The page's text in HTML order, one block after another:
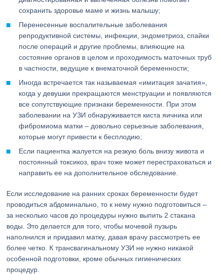
сохранить здоровье маме и жизнь малышу;
Перенесенные воспалительные заболевания
репродуктивной системы, инфекции, эндометриоз, спайки
после операций и другие проблемы, влияющие на
состояние органов в целом и проходимость маточных труб
в частности, ведущие к внематочной беременности;
Иногда встречается так называемая «имитация зачатия»,
когда у девушки прекращаются менструации и появляются
все сопутствующие признаки беременности. При этом
заболевании на УЗИ обнаруживается киста яичника или
фибромиома матки – довольно серьезные заболевания,
которые могут привести к бесплодию;
Если пациентка жалуется на резкую боль внизу живота и
постоянный токсикоз, врач тоже может перестраховаться и
направить ее на дополнительное обследование.
Если исследование на ранних сроках беременности будет
проводиться абдоминально, то к нему нужно подготовиться –
за несколько часов до процедуры нужно выпить 2 стакана
воды. Это делается для того, чтобы мочевой пузырь
наполнился и придавил матку, давая врачу рассмотреть ее
более четко. К трансвагинальному УЗИ не нужно никакой
особенной подготовки, кроме обычных гигиенических
процедур.